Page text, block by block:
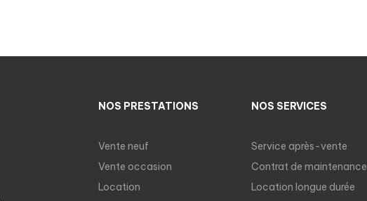
NOS PRESTATIONS
Vente neuf
Vente occasion
Location
NOS SERVICES
Service après-vente
Contrat de maintenance
Location longue durée